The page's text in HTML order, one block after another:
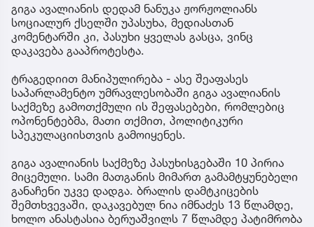
გიგა ავალიანის დედამ ნანუკა ჟორჟოლიანს
სოციალურ ქსელში უპასუხა, მედიასთან
კომენტარში კი, პასუხი ყველას გასცა, ვინც
დაკავება გააპროტესტა.
ტრაგედიით მანიპულირება - ასე შეაფასეს
საპარლამენტო უმრავლესობაში გიგა ავალიანის
საქმეზე გამოთქმული ის შეფასებები, რომლებიც
ოპონენტებმა, მათი თქმით, პოლიტიკური
სპეკულაციისთვის გამოიყენეს.
გიგა ავალიანის საქმეზე პასუხისგებაში 10 პირია
მიცემული. სამი მათგანის მიმართ გამამტყუნებელი
განაჩენი უკვე დადგა. ბრალის დამტკიცების
შემთხვევაში, დაკავებულ ნია იმნაძეს 13 წლამდე,
ხოლო ანასტასია ბერუაშვილს 7 წლამდე პატიმრობა